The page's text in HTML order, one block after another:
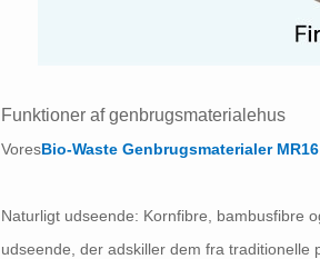
Funktioner af genbrugsmaterialehus
VoresBio-Waste Genbrugsmaterialer
Naturligt udseende: Kornfibre, bambusfibre
udseende, der adskiller dem fra traditionelle